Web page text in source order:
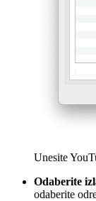
Unesite
Odaberite
odaberite